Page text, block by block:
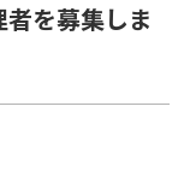
を募集しま